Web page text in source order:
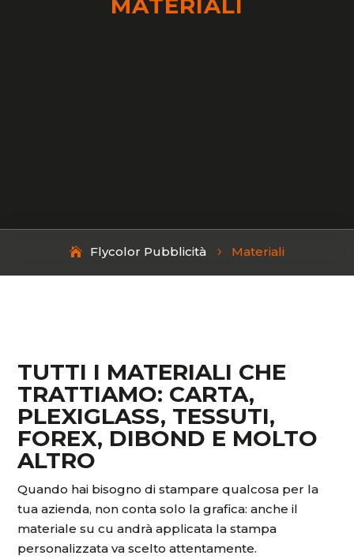
Flycolor Pubblicità 5 Materiali
TUTTI I MATERIALI CHE
TRATTIAMO: CARTA,
PLEXIGLASS, TESSUTI,
FOREX, DIBOND E MOLTO
ALTRO
Quando hai bisogno di stampare qualcosa per la
tua azienda, non conta solo la grafica: anche il
materiale su cu andrà applicata la stampa
personalizzata va scelto attentamente.